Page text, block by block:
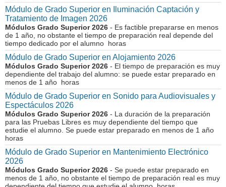
Módulo de Grado Superior en Iluminación Captación y
Tratamiento de Imagen 2026
Módulos Grado Superior 2026 - Es factible prepararse en menos
de 1 año, no obstante el tiempo de preparación real depende del
tiempo dedicado por el alumno horas
Módulo de Grado Superior en Alojamiento 2026
Módulos Grado Superior 2026 - El tiempo de preparación es muy
dependiente del trabajo del alumno: se puede estar preparado en
menos de 1 año horas
Módulo de Grado Superior en Sonido para Audiovisuales y
Espectáculos 2026
Módulos Grado Superior 2026 - La duración de la preparación
para las Pruebas Libres es muy dependiente del tiempo que
estudie el alumno. Se puede estar preparado en menos de 1 año
horas
Módulo de Grado Superior en Mantenimiento Electrónico
2026
Módulos Grado Superior 2026 - Se puede estar preparado en
menos de 1 año, no obstante el tiempo de preparación real es muy